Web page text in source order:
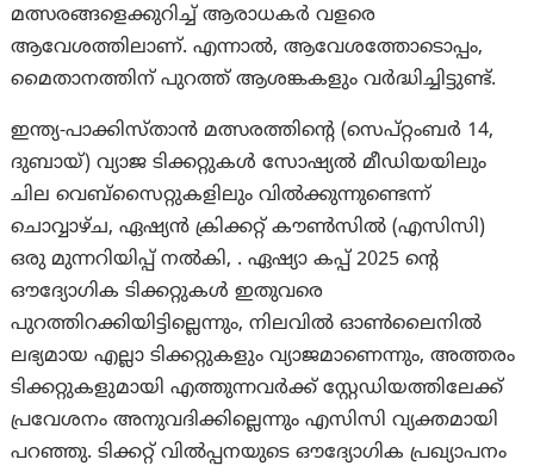
മത്സരങ്ങളെക്കുറിച്ച് ആരാധകർ വളരെ
ആവേശത്തിലാണ്. എന്നാൽ, ആവേശത്തോടൊപ്പം,
മൈതാനത്തിന് പുറത്ത് ആശങ്കകളും വർദ്ധിച്ചിട്ടുണ്ട്.
ഇന്ത്യ-പാക്കിസ്താന്‍ മത്സരത്തിന്റെ (സെപ്റ്റംബർ 14,
ദുബായ്) വ്യാജ ടിക്കറ്റുകൾ സോഷ്യൽ മീഡിയയിലും
ചില വെബ്‌സൈറ്റുകളിലും വിൽക്കുന്നുണ്ടെന്ന്
ചൊവ്വാഴ്ച, ഏഷ്യൻ ക്രിക്കറ്റ് കൗൺസിൽ (എസിസി)
ഒരു മുന്നറിയിപ്പ് നൽകി, . ഏഷ്യാ കപ്പ് 2025 ന്റെ
ഔദ്യോഗിക ടിക്കറ്റുകൾ ഇതുവരെ
പുറത്തിറക്കിയിട്ടില്ലെന്നും, നിലവിൽ ഓൺലൈനിൽ
ലഭ്യമായ എല്ലാ ടിക്കറ്റുകളും വ്യാജമാണെന്നും, അത്തരം
ടിക്കറ്റുകളുമായി എത്തുന്നവര്‍ക്ക് സ്റ്റേഡിയത്തിലേക്ക്
പ്രവേശനം അനുവദിക്കില്ലെന്നും എസിസി വ്യക്തമായി
പറഞ്ഞു. ടിക്കറ്റ് വിൽപ്പനയുടെ ഔദ്യോഗിക പ്രഖ്യാപനം